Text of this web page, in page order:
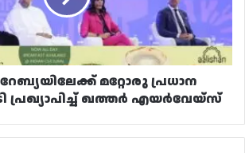
മറ്റോരു പ്രധാന
പ്രഖ്യാപിച്ച് ഖത്തർ എയർവേയ്‌സ്